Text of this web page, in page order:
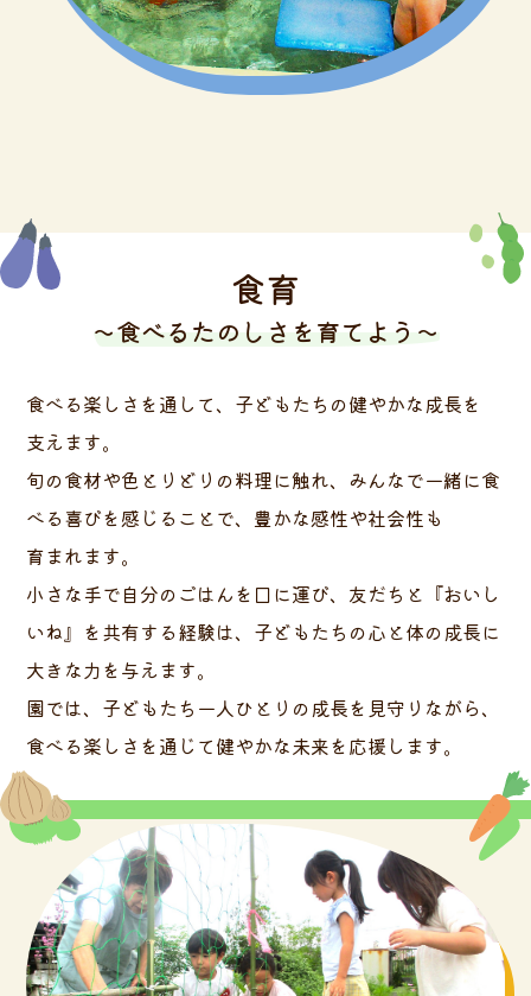
食育
～食べるたのしさを育てよう～
食べる楽しさを通して、子どもたちの健やかな成長を
支えます。
旬の食材や色とりどりの料理に触れ、みんなで一緒に食
べる喜びを感じることで、豊かな感性や社会性も
育まれます。
小さな手で自分のごはんを口に運び、友だちと『おいし
いね』を共有する経験は、子どもたちの心と体の成長に
大きな力を与えます。
園では、子どもたち一人ひとりの成長を見守りながら、
食べる楽しさを通じて健やかな未来を応援します。